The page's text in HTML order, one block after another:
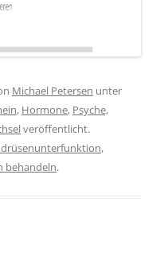
Michael Petersen unter
, Hormone, Psyche,
veröffentlicht.
,
behandeln.